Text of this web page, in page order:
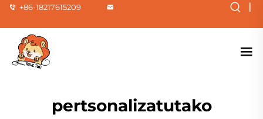
+86-18217615209 |
pertsonalizatutako